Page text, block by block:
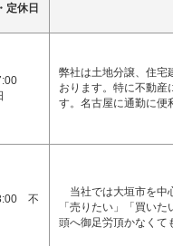
定休日
弊社は土地分譲、住宅
おります。特に不動産
す。名古屋に通勤に
不
当社では大垣市を中
「売りたい」「買い
頭へ御足労頂かなく